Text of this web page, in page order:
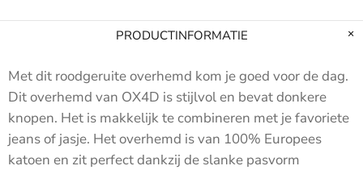
PRODUCTINFORMATIE
Met dit roodgeruite overhemd kom je goed voor de dag.
Dit overhemd van OX4D is stijlvol en bevat donkere
knopen. Het is makkelijk te combineren met je favoriete
jeans of jasje. Het overhemd is van 100% Europees
katoen en zit perfect dankzij de slanke pasvorm